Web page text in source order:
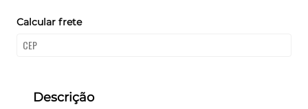
Calcular frete
Descrição